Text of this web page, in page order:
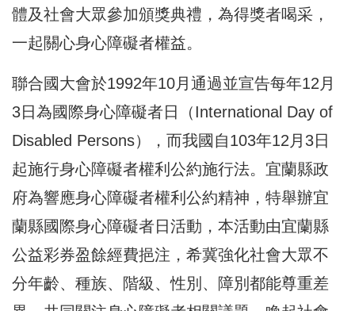
體及社會大眾參加頒獎典禮，為得獎者喝采，
一起關心身心障礙者權益。
聯合國大會於1992年10月通過並宣告每年12月
3日為國際身心障礙者日（International Day of
Disabled Persons），而我國自103年12月3日
起施行身心障礙者權利公約施行法。宜蘭縣政
府為響應身心障礙者權利公約精神，特舉辦宜
蘭縣國際身心障礙者日活動，本活動由宜蘭縣
公益彩券盈餘經費挹注，希冀強化社會大眾不
分年齡、種族、階級、性別、障別都能尊重差